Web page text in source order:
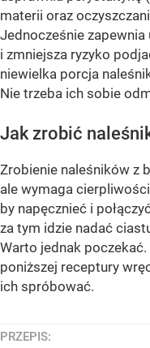
materii oraz
Jednocześnie zapewnia
i zmniejsza ryzyko
niewielka porcja
Nie trzeba ich sobie
Jak zrobić
Zrobienie naleśników z
ale wymaga
by napęcznieć i
za tym idzie nadać
Warto jednak
poniższej receptury
ich spróbować.
PRZEPIS: